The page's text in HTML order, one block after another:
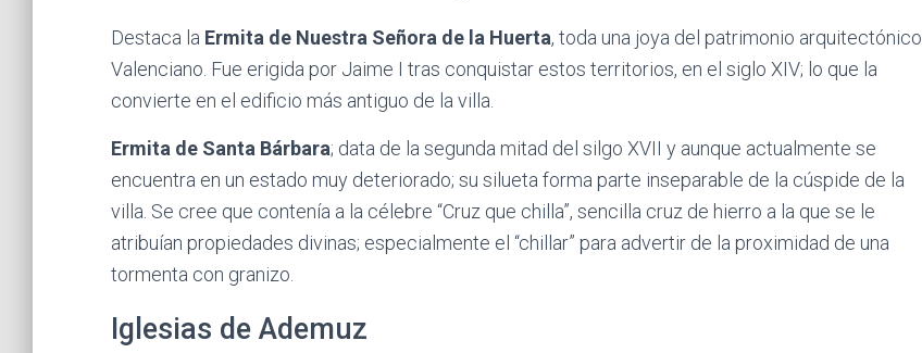
Destaca la Ermita de Nuestra Señora de la Huerta, toda una joya del patrimonio arquitectónico
Valenciano. Fue erigida por Jaime I tras conquistar estos territorios, en el siglo XIV; lo que la
convierte en el edificio más antiguo de la villa.
Ermita de Santa Bárbara; data de la segunda mitad del silgo XVII y aunque actualmente se
encuentra en un estado muy deteriorado; su silueta forma parte inseparable de la cúspide de la
villa. Se cree que contenía a la célebre “Cruz que chilla”, sencilla cruz de hierro a la que se le
atribuían propiedades divinas; especialmente el “chillar” para advertir de la proximidad de una
tormenta con granizo.
Iglesias de Ademuz